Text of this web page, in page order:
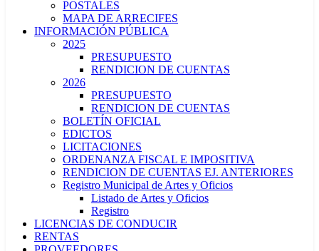
POSTALES
MAPA DE ARRECIFES
INFORMACIÓN PÚBLICA
2025
PRESUPUESTO
RENDICION DE CUENTAS
2026
PRESUPUESTO
RENDICION DE CUENTAS
BOLETÍN OFICIAL
EDICTOS
LICITACIONES
ORDENANZA FISCAL E IMPOSITIVA
RENDICION DE CUENTAS EJ. ANTERIORES
Registro Municipal de Artes y Oficios
Listado de Artes y Oficios
Registro
LICENCIAS DE CONDUCIR
RENTAS